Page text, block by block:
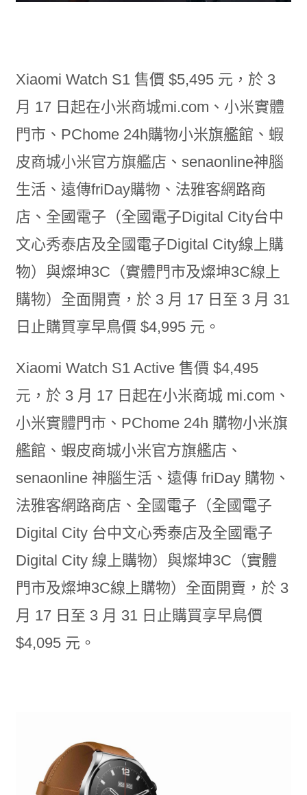
Xiaomi Watch S1 售價 $5,495 元，於 3
月 17 日起在小米商城mi.com、小米實體
門市、PChome 24h購物小米旗艦館、蝦
皮商城小米官方旗艦店、senaonline神腦
生活、遠傳friDay購物、法雅客網路商
店、全國電子（全國電子Digital City台中
文心秀泰店及全國電子Digital City線上購
物）與燦坤3C（實體門市及燦坤3C線上
購物）全面開賣，於 3 月 17 日至 3 月 31
日止購買享早鳥價 $4,995 元。
Xiaomi Watch S1 Active 售價 $4,495
元，於 3 月 17 日起在小米商城 mi.com、
小米實體門市、PChome 24h 購物小米旗
艦館、蝦皮商城小米官方旗艦店、
senaonline 神腦生活、遠傳 friDay 購物、
法雅客網路商店、全國電子（全國電子
Digital City 台中文心秀泰店及全國電子
Digital City 線上購物）與燦坤3C（實體
門市及燦坤3C線上購物）全面開賣，於 3
月 17 日至 3 月 31 日止購買享早鳥價
$4,095 元。